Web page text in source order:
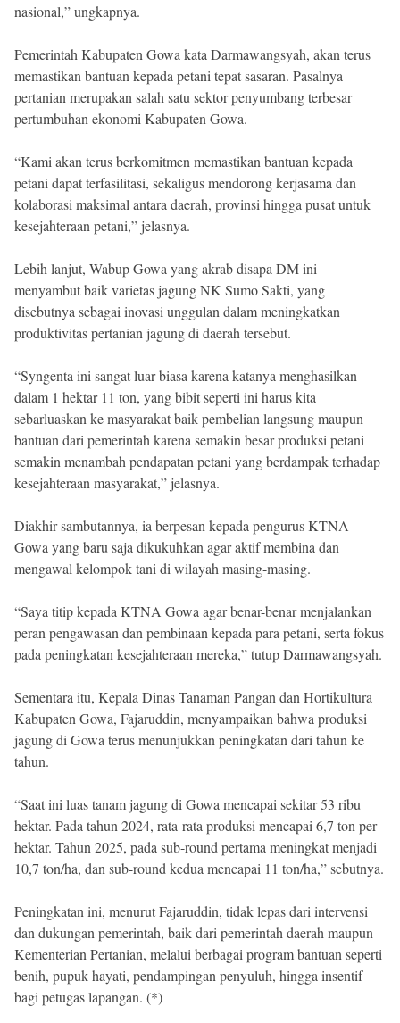
nasional,” ungkapnya.
Pemerintah Kabupaten Gowa kata Darmawangsyah, akan terus
memastikan bantuan kepada petani tepat sasaran. Pasalnya
pertanian merupakan salah satu sektor penyumbang terbesar
pertumbuhan ekonomi Kabupaten Gowa.
“Kami akan terus berkomitmen memastikan bantuan kepada
petani dapat terfasilitasi, sekaligus mendorong kerjasama dan
kolaborasi maksimal antara daerah, provinsi hingga pusat untuk
kesejahteraan petani,” jelasnya.
Lebih lanjut, Wabup Gowa yang akrab disapa DM ini
menyambut baik varietas jagung NK Sumo Sakti, yang
disebutnya sebagai inovasi unggulan dalam meningkatkan
produktivitas pertanian jagung di daerah tersebut.
“Syngenta ini sangat luar biasa karena katanya menghasilkan
dalam 1 hektar 11 ton, yang bibit seperti ini harus kita
sebarluaskan ke masyarakat baik pembelian langsung maupun
bantuan dari pemerintah karena semakin besar produksi petani
semakin menambah pendapatan petani yang berdampak terhadap
kesejahteraan masyarakat,” jelasnya.
Diakhir sambutannya, ia berpesan kepada pengurus KTNA
Gowa yang baru saja dikukuhkan agar aktif membina dan
mengawal kelompok tani di wilayah masing-masing.
“Saya titip kepada KTNA Gowa agar benar-benar menjalankan
peran pengawasan dan pembinaan kepada para petani, serta fokus
pada peningkatan kesejahteraan mereka,” tutup Darmawangsyah.
Sementara itu, Kepala Dinas Tanaman Pangan dan Hortikultura
Kabupaten Gowa, Fajaruddin, menyampaikan bahwa produksi
jagung di Gowa terus menunjukkan peningkatan dari tahun ke
tahun.
“Saat ini luas tanam jagung di Gowa mencapai sekitar 53 ribu
hektar. Pada tahun 2024, rata-rata produksi mencapai 6,7 ton per
hektar. Tahun 2025, pada sub-round pertama meningkat menjadi
10,7 ton/ha, dan sub-round kedua mencapai 11 ton/ha,” sebutnya.
Peningkatan ini, menurut Fajaruddin, tidak lepas dari intervensi
dan dukungan pemerintah, baik dari pemerintah daerah maupun
Kementerian Pertanian, melalui berbagai program bantuan seperti
benih, pupuk hayati, pendampingan penyuluh, hingga insentif
bagi petugas lapangan. (*)